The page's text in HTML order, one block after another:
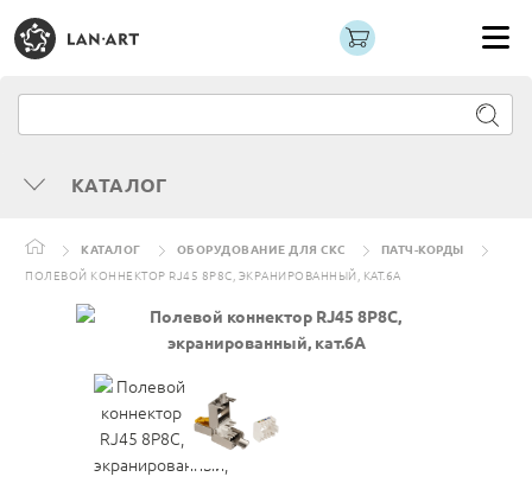
КАТАЛОГ
КАТАЛОГ ОБОРУДОВАНИЕ ДЛЯ СКС
ПАТЧ-КОРДЫ
ПОЛЕВОЙ КОННЕКТОР RJ45 8P8C, ЭКРАНИРОВАННЫЙ, КАТ.6A